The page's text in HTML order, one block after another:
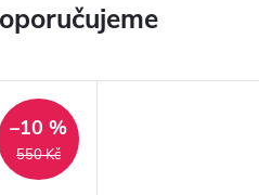
550 Kč
–10 %